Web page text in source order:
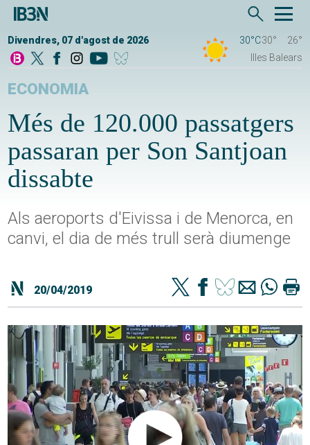
Divendres, 07 d'agost de 2026 30°C30°
26°
Illes Balears
ECONOMIA
Més de 120.000 passatgers
passaran per Son Santjoan
dissabte
Als aeroports d'Eivissa i de Menorca, en
canvi, el dia de més trull serà diumenge
20/04/2019